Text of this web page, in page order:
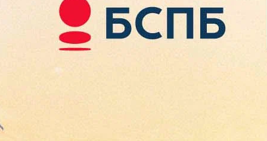
Сегодня:
2026.08.08
06:18
Афиша Plus